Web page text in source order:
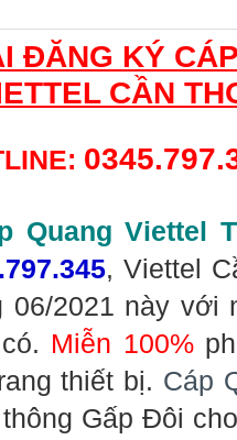
ĐĂNG KÝ
CẦN
Quang Viettel
, Viettel
06/2021 này với
Miễn 100%
thiết bị. Cáp
Gấp Đôi